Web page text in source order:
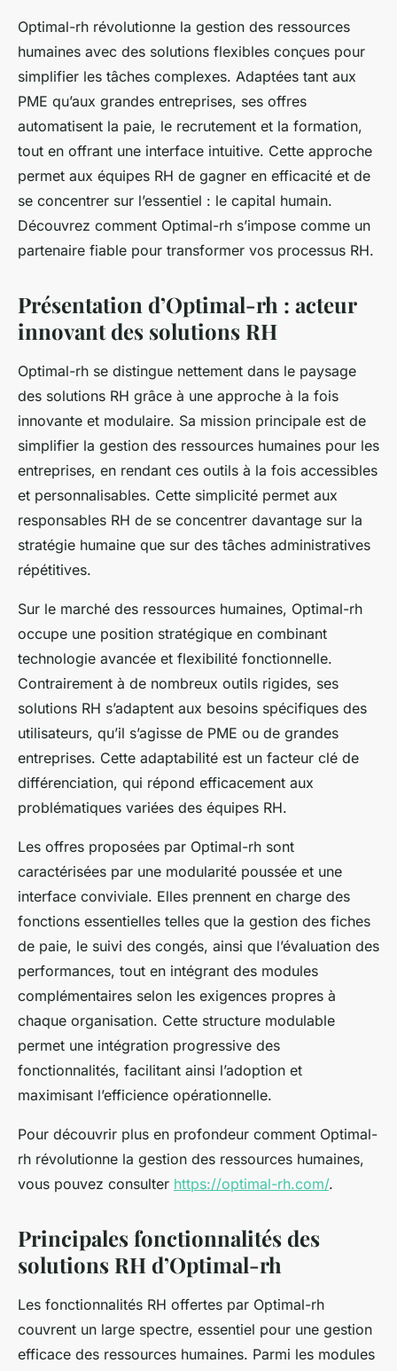
Découvrez optimal-rh : des
solutions rh flexibles et
simplifiées
Yanis•17 février 2026•6 min de lecture
Optimal-rh révolutionne la gestion des ressources
humaines avec des solutions flexibles conçues pour
simplifier les tâches complexes. Adaptées tant aux
PME qu’aux grandes entreprises, ses offres
automatisent la paie, le recrutement et la formation,
tout en offrant une interface intuitive. Cette approche
permet aux équipes RH de gagner en efficacité et de
se concentrer sur l’essentiel : le capital humain.
Découvrez comment Optimal-rh s’impose comme un
partenaire fiable pour transformer vos processus RH.
Présentation d’Optimal-rh : acteur
innovant des solutions RH
Optimal-rh se distingue nettement dans le paysage
des solutions RH grâce à une approche à la fois
innovante et modulaire. Sa mission principale est de
simplifier la gestion des ressources humaines pour les
entreprises, en rendant ces outils à la fois accessibles
et personnalisables. Cette simplicité permet aux
responsables RH de se concentrer davantage sur la
stratégie humaine que sur des tâches administratives
répétitives.
Sur le marché des ressources humaines, Optimal-rh
occupe une position stratégique en combinant
technologie avancée et flexibilité fonctionnelle.
Contrairement à de nombreux outils rigides, ses
solutions RH s’adaptent aux besoins spécifiques des
utilisateurs, qu’il s’agisse de PME ou de grandes
entreprises. Cette adaptabilité est un facteur clé de
différenciation, qui répond efficacement aux
problématiques variées des équipes RH.
Les offres proposées par Optimal-rh sont
caractérisées par une modularité poussée et une
interface conviviale. Elles prennent en charge des
fonctions essentielles telles que la gestion des fiches
de paie, le suivi des congés, ainsi que l’évaluation des
performances, tout en intégrant des modules
complémentaires selon les exigences propres à
chaque organisation. Cette structure modulable
permet une intégration progressive des
fonctionnalités, facilitant ainsi l’adoption et
maximisant l’efficience opérationnelle.
Pour découvrir plus en profondeur comment Optimal-
rh révolutionne la gestion des ressources humaines,
vous pouvez consulter https://optimal-rh.com/.
Principales fonctionnalités des
solutions RH d’Optimal-rh
Les fonctionnalités RH offertes par Optimal-rh
couvrent un large spectre, essentiel pour une gestion
efficace des ressources humaines. Parmi les modules